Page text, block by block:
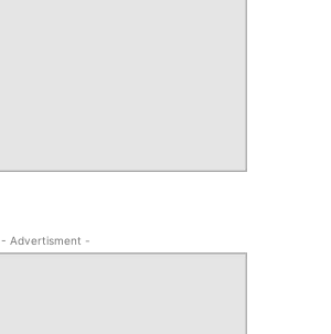
- Advertisment -